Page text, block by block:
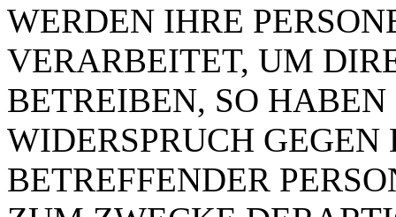
WERDEN IHRE
VERARBEITET, UM
BETREIBEN, SO
WIDERSPRUCH
BETREFFENDER